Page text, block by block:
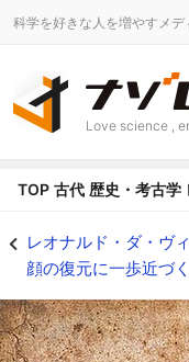
科学を好きな人を増やすメデ
Love science ,
TOP 古代 歴史・考古学
レオナルド・ダ・ヴ
顔の復元に一歩近づく